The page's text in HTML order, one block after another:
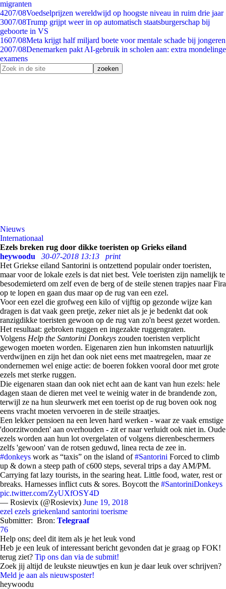
migranten
4207/08Voedselprijzen wereldwijd op hoogste niveau in ruim drie jaar
3007/08Trump grijpt weer in op automatisch staatsburgerschap bij
geboorte in VS
1607/08Meta krijgt half miljard boete voor mentale schade bij jongeren
2007/08Denemarken pakt AI-gebruik in scholen aan: extra mondelinge
examens
Nieuws
Internationaal
Ezels breken rug door dikke toeristen op Grieks eiland
heywoodu
30-07-2018 13:13
print
Het Griekse eiland Santorini is ontzettend populair onder toeristen,
maar voor de lokale ezels is dat niet best. Vele toeristen zijn namelijk te
besodemieterd om zelf even de berg of de steile stenen trapjes naar Fira
op te lopen en gaan dus maar op de rug van een ezel.
Voor een ezel die grofweg een kilo of vijftig op gezonde wijze kan
dragen is dat vaak geen pretje, zeker niet als je je bedenkt dat ook
ranzigdikke toeristen gewoon op de rug van zo'n beest gezet worden.
Het resultaat: gebroken ruggen en ingezakte ruggengraten.
Volgens Help the Santorini Donkeys zouden toeristen verplicht
gewogen moeten worden. Eigenaren zien hun inkomsten natuurlijk
verdwijnen en zijn het dan ook niet eens met maatregelen, maar ze
ondernemen wel enige actie: de boeren fokken vooral door met grote
ezels met sterke ruggen.
Die eigenaren staan dan ook niet echt aan de kant van hun ezels: hele
dagen staan de dieren met veel te weinig water in de brandende zon,
terwijl ze na hun sleurwerk met een toerist op de rug boven ook nog
eens vracht moeten vervoeren in de steile straatjes.
Een lekker pensioen na een leven hard werken - waar ze vaak ernstige
'doorzitwonden' aan overhouden - zit er naar verluidt ook niet in. Oude
ezels worden aan hun lot overgelaten of volgens dierenbeschermers
zelfs 'gewoon' van de rotsen geduwd, linea recta de zee in.
#donkeys work as “taxis” on the island of#Santorini Forced to climb
up & down a steep path of c600 steps, several trips a day AM/PM.
Carrying fat lazy tourists, in the searing heat. Little food, water, rest or
breaks. Harnesses inflict cuts & sores. Boycott the #SantoriniDonkeys
pic.twitter.com/ZyUXfOSY4D
— Rosievix (@Rosievix) June 19, 2018
ezel ezels griekenland santorini toerisme
Submitter: Bron: Telegraaf
76
Help ons; deel dit item als je het leuk vond
Heb je een leuk of interessant bericht gevonden dat je graag op FOK!
terug ziet? Tip ons dan via de submit!
Zoek jij altijd de leukste nieuwtjes en kun je daar leuk over schrijven?
Meld je aan als nieuwsposter!
heywoodu